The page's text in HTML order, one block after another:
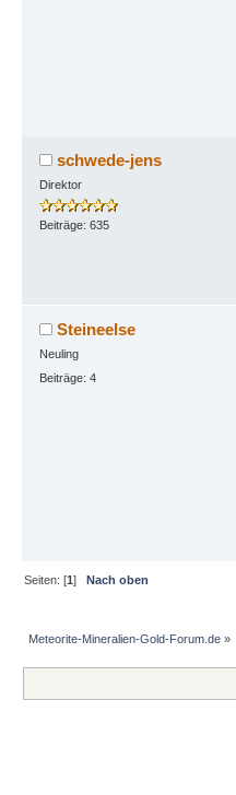
schwede-jens
Direktor
Beiträge: 635
Steineelse
Neuling
Beiträge: 4
Seiten: [1]
Nach oben
Meteorite-Mineralien-Gold-Forum.de »